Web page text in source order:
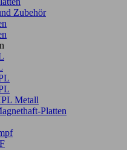
Zubehör
Metall
Platten